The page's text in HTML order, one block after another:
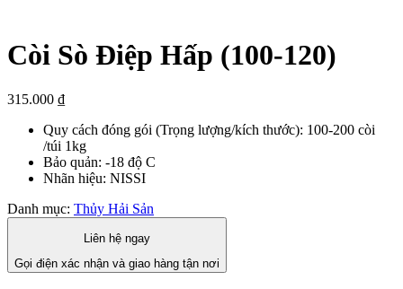
Còi Sò Điệp Hấp (100-120)
315.000 ₫
Quy cách đóng gói (Trọng lượng/kích thước): 100-200 còi
/túi 1kg
Bảo quản: -18 độ C
Nhãn hiệu: NISSI
Danh mục: Thủy Hải Sản
Liên hệ ngay
Gọi điện xác nhận và giao hàng tận nơi